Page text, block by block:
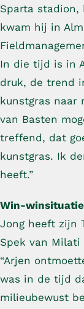
Sparta
kwam hij in
In die tijd is in
druk, de trend
kunstgras naar
van Basten
treffend, dat
kunstgras. Ik
heeft.”
Win-winsituatie
Jong heeft zijn
Spek van Milati
“Arjen
was in de tijd
milieubewust